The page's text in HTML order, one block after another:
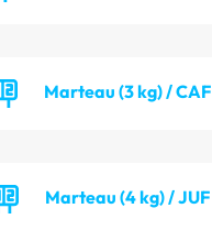
Marteau (3 kg) / CAF
Marteau (4 kg) / JUF